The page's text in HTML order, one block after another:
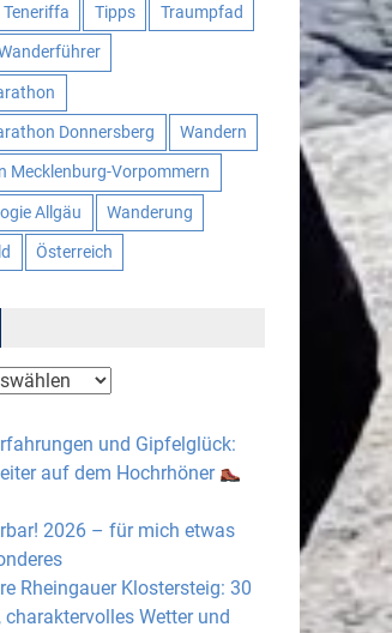
Teneriffa Tipps Traumpfad
Donnersberg Wandern
Mecklenburg-Vorpommern
Allgäu Wanderung
Österreich
und Gipfelglück:
auf dem Hochrhöner
2026 – für mich etwas
Rheingauer Klostersteig: 30
charaktervolles Wetter und